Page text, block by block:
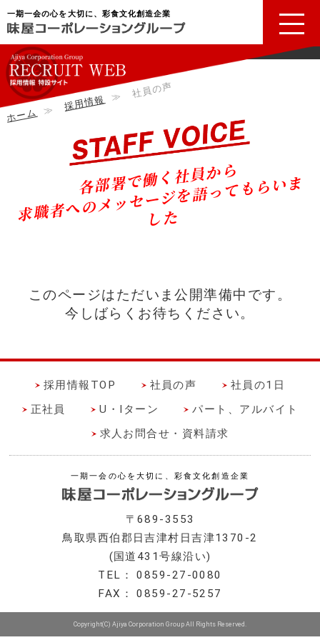
一期一会の心を大切に、彩食文化創造企業
ホーム ≫ 採用情報 ≫ 社員の声
各部署で働く社員から
求
職
者
へ
の
メ
ッ
セ
ー
ジ
を
語
っ
て
も
ら
い
ま
し
た
このページはただいま公開準備中です。
今しばらくお待ちください。
採用情報TOP 社員の声
社員の1日
正社員
U・Iターン
パート、アルバイト
求人お問合せ・資料請求
一期一会の心を大切に、彩食文化創造企業
〒689-3553
鳥取県西伯郡日吉津村日吉津1370-2
(国道431号線沿い)
TEL： 0859-27-0080
FAX： 0859-27-5257
Copyright(C) Ajiya Corporation Group All Rights Reserved.